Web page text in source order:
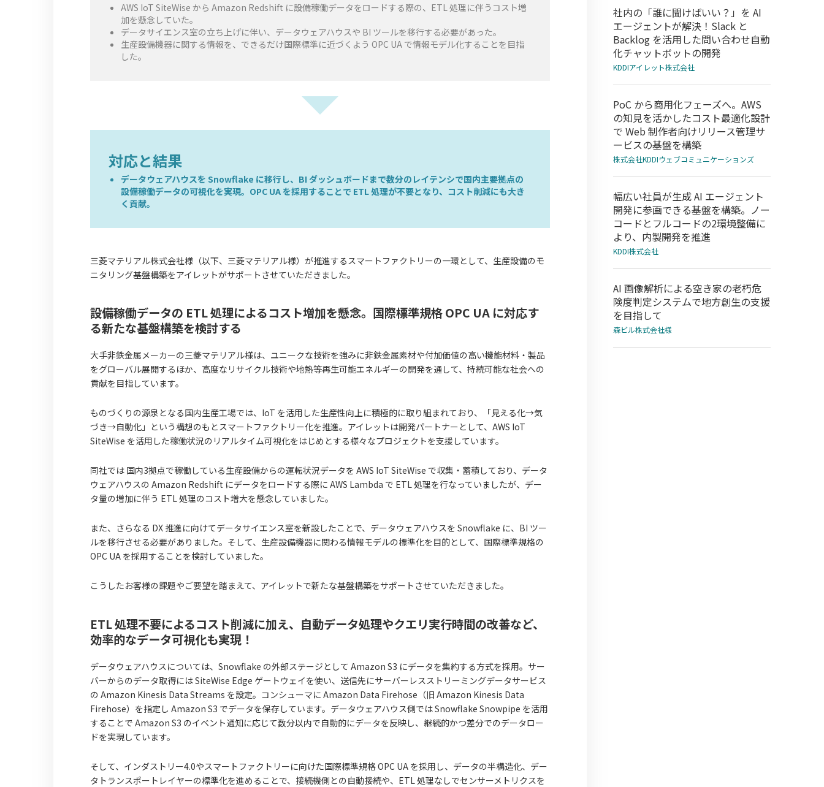
AWS IoT SiteWise から Amazon Redshift に設備稼働データをロードする際の、ETL 処理に伴うコスト増
加を懸念していた。
データサイエンス室の立ち上げに伴い、データウェアハウスや BI ツールを移行する必要があった。
生産設備機器に関する情報を、できるだけ国際標準に近づくよう OPC UA で情報モデル化することを目指
した。
対応と結果
データウェアハウスを Snowflake に移行し、BI ダッシュボードまで数分のレイテンシで国内主要拠点の
設備稼働データの可視化を実現。OPC UA を採用することで ETL 処理が不要となり、コスト削減にも大き
く貢献。
三菱マテリアル株式会社様（以下、三菱マテリアル様）が推進するスマートファクトリーの一環として、生産設備のモ
ニタリング基盤構築をアイレットがサポートさせていただきました。
設備稼働データの ETL 処理によるコスト増加を懸念。国際標準規格 OPC UA に対応す
る新たな基盤構築を検討する
大手非鉄金属メーカーの三菱マテリアル様は、ユニークな技術を強みに非鉄金属素材や付加価値の高い機能材料・製品
をグローバル展開するほか、高度なリサイクル技術や地熱等再生可能エネルギーの開発を通して、持続可能な社会への
貢献を目指しています。
ものづくりの源泉となる国内生産工場では、IoT を活用した生産性向上に積極的に取り組まれており、「見える化→気
づき→自動化」という構想のもとスマートファクトリー化を推進。アイレットは開発パートナーとして、AWS IoT
SiteWise を活用した稼働状況のリアルタイム可視化をはじめとする様々なプロジェクトを支援しています。
同社では 国内3拠点で稼働している生産設備からの運転状況データを AWS IoT SiteWise で収集・蓄積しており、データ
ウェアハウスの Amazon Redshift にデータをロードする際に AWS Lambda で ETL 処理を行なっていましたが、デー
タ量の増加に伴う ETL 処理のコスト増大を懸念していました。
また、さらなる DX 推進に向けてデータサイエンス室を新設したことで、データウェアハウスを Snowflake に、BI ツー
ルを移行させる必要がありました。そして、生産設備機器に関わる情報モデルの標準化を目的として、国際標準規格の
OPC UA を採用することを検討していました。
こうしたお客様の課題やご要望を踏まえて、アイレットで新たな基盤構築をサポートさせていただきました。
ETL 処理不要によるコスト削減に加え、自動データ処理やクエリ実行時間の改善など、
効率的なデータ可視化も実現！
データウェアハウスについては、Snowflake の外部ステージとして Amazon S3 にデータを集約する方式を採用。サー
バーからのデータ取得には SiteWise Edge ゲートウェイを使い、送信先にサーバーレスストリーミングデータサービス
の Amazon Kinesis Data Streams を設定。コンシューマに Amazon Data Firehose（旧 Amazon Kinesis Data
Firehose）を指定し Amazon S3 でデータを保存しています。データウェアハウス側では Snowflake Snowpipe を活用
することで Amazon S3 のイベント通知に応じて数分以内で自動的にデータを反映し、継続的かつ差分でのデータロー
ドを実現しています。
そして、インダストリー4.0やスマートファクトリーに向けた国際標準規格 OPC UA を採用し、データの半構造化、デー
タトランスポートレイヤーの標準化を進めることで、接続機側との自動接続や、ETL 処理なしでセンサーメトリクスを
社内の「誰に聞けばいい？」を AI
エージェントが解決！Slack と
Backlog を活用した問い合わせ自動
化チャットボットの開発
KDDIアイレット株式会社
PoC から商用化フェーズへ。AWS
の知見を活かしたコスト最適化設計
で Web 制作者向けリリース管理サ
ービスの基盤を構築
株式会社KDDIウェブコミュニケーションズ
幅広い社員が生成 AI エージェント
開発に参画できる基盤を構築。ノー
コードとフルコードの2環境整備に
より、内製開発を推進
KDDI株式会社
AI 画像解析による空き家の老朽危
険度判定システムで地方創生の支援
を目指して
森ビル株式会社様